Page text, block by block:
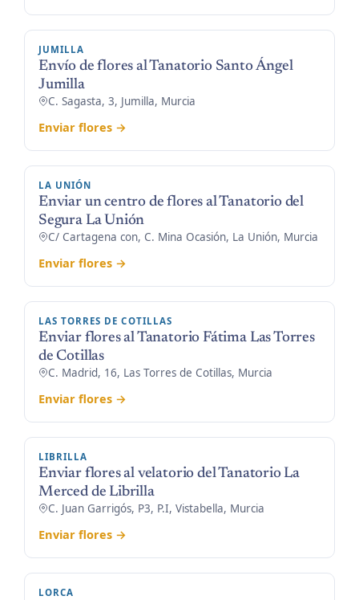
JUMILLA
Envío de flores al Tanatorio Santo Ángel
Jumilla
C. Sagasta, 3, Jumilla, Murcia
Enviar flores →
LA UNIÓN
Enviar un centro de flores al Tanatorio del
Segura La Unión
C/ Cartagena con, C. Mina Ocasión, La Unión, Murcia
Enviar flores →
LAS TORRES DE COTILLAS
Enviar flores al Tanatorio Fátima Las Torres
de Cotillas
C. Madrid, 16, Las Torres de Cotillas, Murcia
Enviar flores →
LIBRILLA
Enviar flores al velatorio del Tanatorio La
Merced de Librilla
C. Juan Garrigós, P3, P.I, Vistabella, Murcia
Enviar flores →
LORCA